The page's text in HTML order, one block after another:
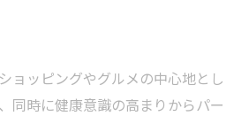
ョッピングやグルメの中心地とし
同時に健康意識の高まりからパー